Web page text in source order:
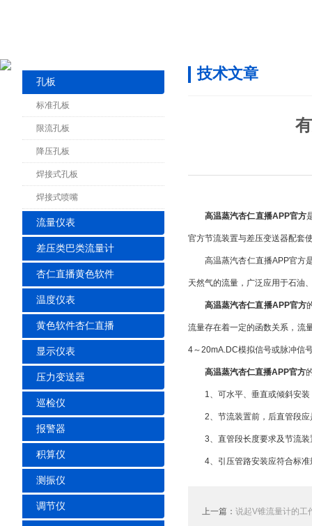
孔板
标准孔板
限流孔板
降压孔板
焊接式孔板
焊接式喷嘴
流量仪表
差压类巴类流量计
杏仁直播黄色软件
温度仪表
黄色软件杏仁直播
显示仪表
压力变送器
巡检仪
报警器
积算仪
测振仪
调节仪
技术文章
高温蒸汽杏仁直播APP官方
官方节流装置与差压变送器配套使用
高温蒸汽杏仁直播APP官方是将
天然气的流量，广泛应用于石油
高温蒸汽杏仁直播APP官方
流量存在着一定的函数关系，流
4～20mA.DC模拟信号或脉冲信号
高温蒸汽杏仁直播APP官方
1、可水平、垂直或倾斜安装
2、节流装置前，后直管段应
3、直管段长度要求及节流装
4、引压管路安装应符合标准规
上一篇： 说起V锥流量计的工